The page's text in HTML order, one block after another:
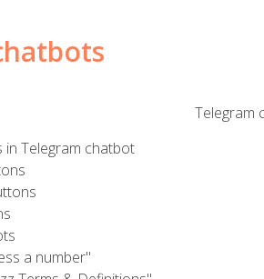
Telegram
Telegram chatbot
a number"